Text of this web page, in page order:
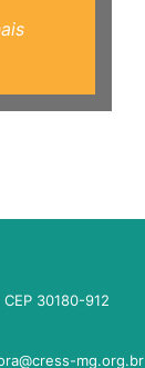
30180-912
mg.org.br